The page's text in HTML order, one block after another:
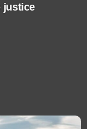
justice